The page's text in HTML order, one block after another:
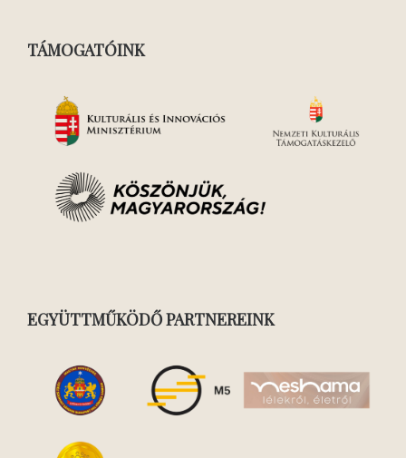
TÁMOGATÓINK
EGYÜTTMŰKÖDŐ PARTNEREINK